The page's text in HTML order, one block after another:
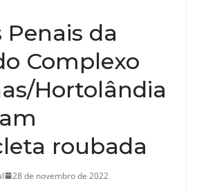
Penais da
Complexo
Hortolândia
roubada
28 de novembro de 2022